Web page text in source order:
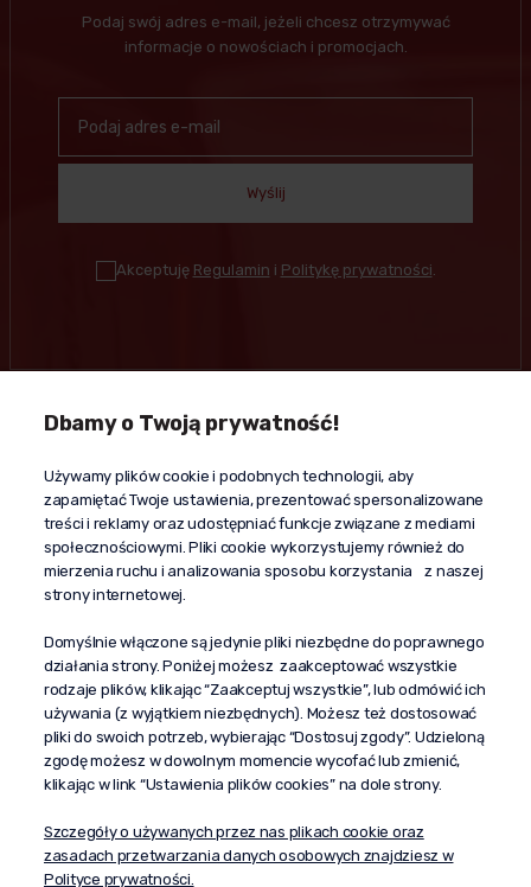
Podaj swój adres e-mail, jeżeli chcesz otrzymywać
informacje o nowościach i promocjach.
Wyślij
Akceptuję Regulamin i Politykę prywatności.
Kontakt
+48 603 610 870
kontakt@propaganda24h.pl
“Propaganda"
al. Komisji Edukacji Narodowej 51/U5
02-797 Warszawa
Pomoc
Dostawa
Moje konto
O firmie
Dbamy o Twoją prywatność!
Używamy plików cookie i podobnych technologii, aby
zapamiętać Twoje ustawienia, prezentować spersonalizowane
treści i reklamy oraz udostępniać funkcje związane z mediami
społecznościowymi. Pliki cookie wykorzystujemy również do
mierzenia ruchu i analizowania sposobu korzystania z naszej
strony internetowej.
Domyślnie włączone są jedynie pliki niezbędne do poprawnego
działania strony. Poniżej możesz zaakceptować wszystkie
rodzaje plików, klikając “Zaakceptuj wszystkie”, lub odmówić ich
używania (z wyjątkiem niezbędnych). Możesz też dostosować
pliki do swoich potrzeb, wybierając “Dostosuj zgody”. Udzieloną
zgodę możesz w dowolnym momencie wycofać lub zmienić,
klikając w link “Ustawienia plików cookies” na dole strony.
Szczegóły o używanych przez nas plikach cookie oraz
zasadach przetwarzania danych osobowych znajdziesz w
Polityce prywatności.